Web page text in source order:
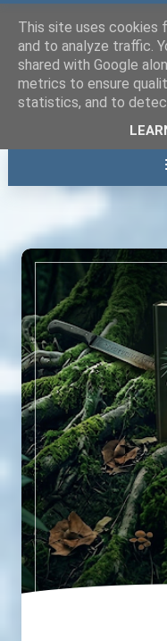
This site uses cookies
and to analyze traffic.
shared with Google
metrics to ensure
statistics, and to